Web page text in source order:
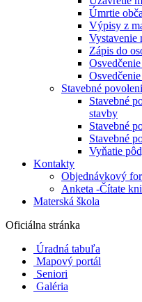
Úmrtie
Výpisy z
Vystavenie
Zápis do
Stavebné
Stavebné
stavby
Stavebné
Stavebné
Vyňatie
Kontakty
Objednávkový
Anketa -Čítate
Materská škola
Oficiálna stránka
Úradná tabuľa
Mapový portál
Seniori
Galéria